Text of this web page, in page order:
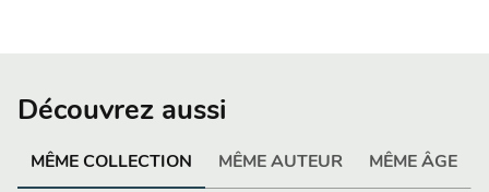
Découvrez aussi
MÊME COLLECTION MÊME AUTEUR MÊME ÂGE